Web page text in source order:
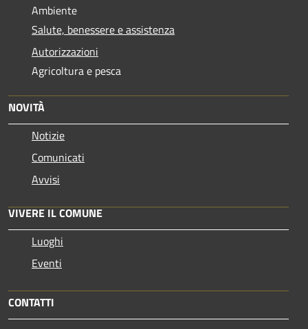
Ambiente
Salute, benessere e assistenza
Autorizzazioni
Agricoltura e pesca
NOVITÀ
Notizie
Comunicati
Avvisi
VIVERE IL COMUNE
Luoghi
Eventi
CONTATTI